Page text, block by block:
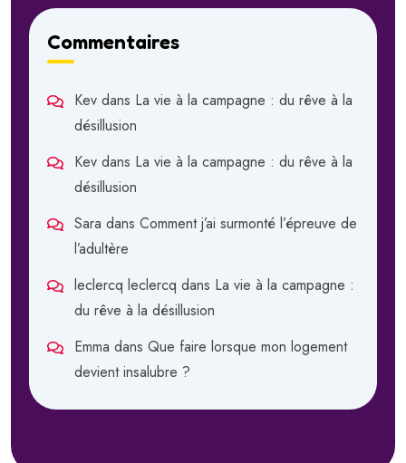
Commentaires
Kev dans La vie à la campagne : du rêve à la
désillusion
Kev dans La vie à la campagne : du rêve à la
désillusion
Sara dans Comment j’ai surmonté l’épreuve de
l’adultère
leclercq leclercq dans La vie à la campagne :
du rêve à la désillusion
Emma dans Que faire lorsque mon logement
devient insalubre ?